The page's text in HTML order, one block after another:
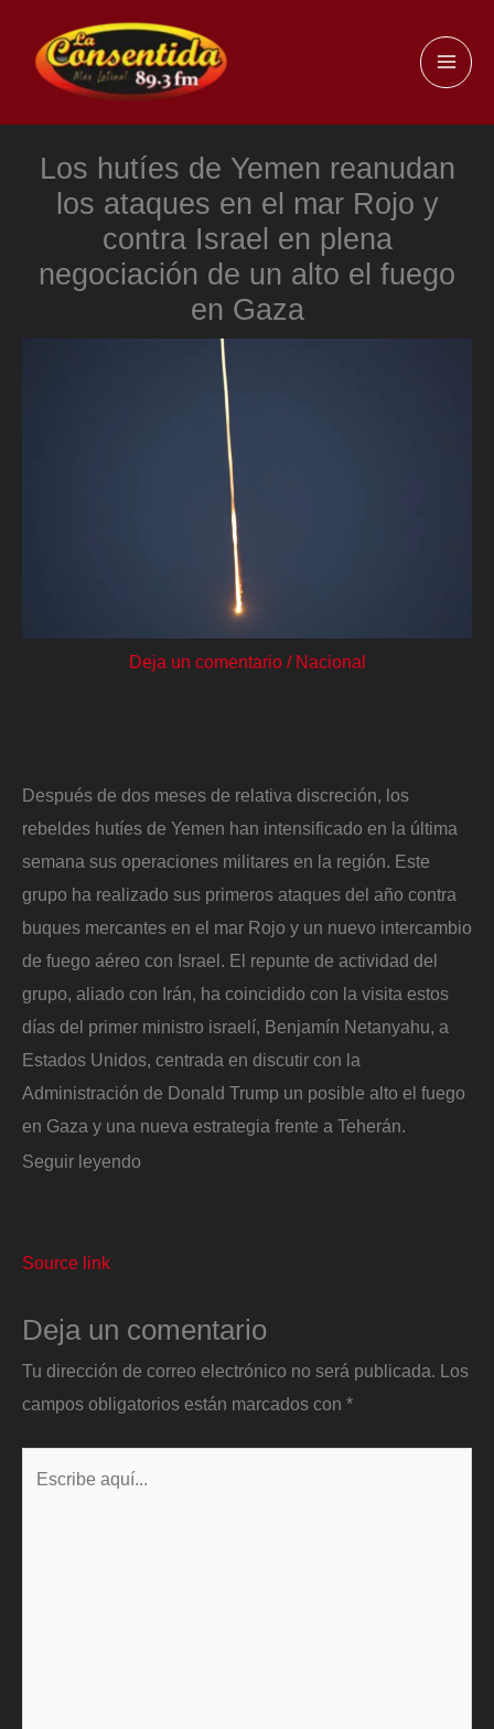
contenido
Los hutíes de Yemen reanudan
los ataques en el mar Rojo y
contra Israel en plena
negociación de un alto el fuego
en Gaza
Deja un comentario / Nacional
Después de dos meses de relativa discreción, los
rebeldes hutíes de Yemen han intensificado en la última
semana sus operaciones militares en la región. Este
grupo ha realizado sus primeros ataques del año contra
buques mercantes en el mar Rojo y un nuevo intercambio
de fuego aéreo con Israel. El repunte de actividad del
grupo, aliado con Irán, ha coincidido con la visita estos
días del primer ministro israelí, Benjamín Netanyahu, a
Estados Unidos, centrada en discutir con la
Administración de Donald Trump un posible alto el fuego
en Gaza y una nueva estrategia frente a Teherán.
Seguir leyendo
Source link
Deja un comentario
Tu dirección de correo electrónico no será publicada. Los
campos obligatorios están marcados con *